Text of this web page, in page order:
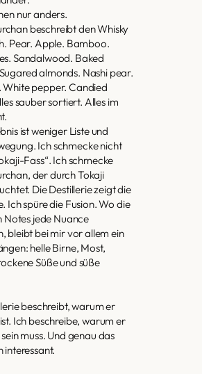
nur anders.
beschreibt den Whisky
Pear. Apple. Bamboo.
Sandalwood. Baked
almonds. Nashi pear.
White pepper. Candied
sauber sortiert. Alles im
ist weniger Liste und
Ich schmecke nicht
Fass“. Ich schmecke
der durch Tokaji
Die Destillerie zeigt die
Ich spüre die Fusion. Wo die
Notes jede Nuance
bleibt bei mir vor allem ein
helle Birne, Most,
Süße und süße
beschreibt, warum er
Ich beschreibe, warum er
muss. Und genau das
interessant.